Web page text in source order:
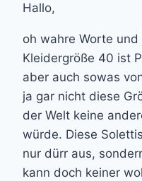
Hallo,
oh wahre Worte
Kleidergröße 40 ist
aber auch sowas
ja gar nicht diese
der Welt keine
würde. Diese
nur dürr aus,
kann doch keiner